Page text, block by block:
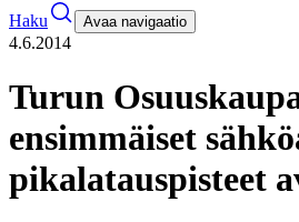
Haku
Avaa navigaatio
4.6.2014
Turun
ensimmäiset
pikalatauspisteet